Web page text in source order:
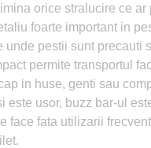
orice stralucire ce ar
foarte important in
unde pestii sunt precauti
permite transportul
in huse, genti sau
este usor, buzz bar-ul
face fata utilizarii